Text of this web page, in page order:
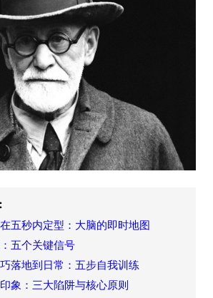
五秒内定型：大脑的即时地图
五个关键信号
落地到日常：五步自我训练
象：三大陷阱与核心原则